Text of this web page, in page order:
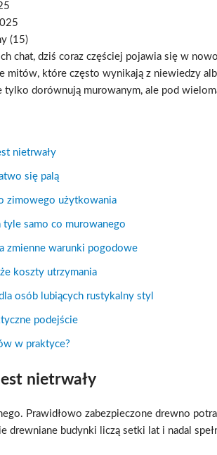
dziś coraz częściej pojawia się w
które często wynikają z niewiedzy
dorównują murowanym, ale pod
nietrwały
się palą
zimowego użytkowania
samo co murowanego
zmienne warunki pogodowe
koszty utrzymania
osób lubiących rustykalny styl
podejście
w praktyce?
nietrwały
Prawidłowo zabezpieczone drewno
drewniane budynki liczą setki lat i nadal